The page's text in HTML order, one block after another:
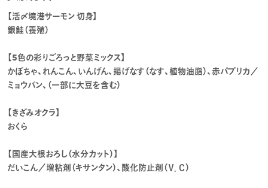
【活〆境港サーモン 切身】
銀鮭（養殖）
【5色の彩りごろっと野菜ミックス】
かぼちゃ、れんこん、いんげん、揚げなす（なす、植物油脂）、赤パプリカ／
ミョウバン、（一部に大豆を含む）
【きざみオクラ】
おくら
【国産大根おろし（水分カット）】
だいこん／増粘剤（キサンタン）、酸化防止剤（Ｖ．Ｃ）